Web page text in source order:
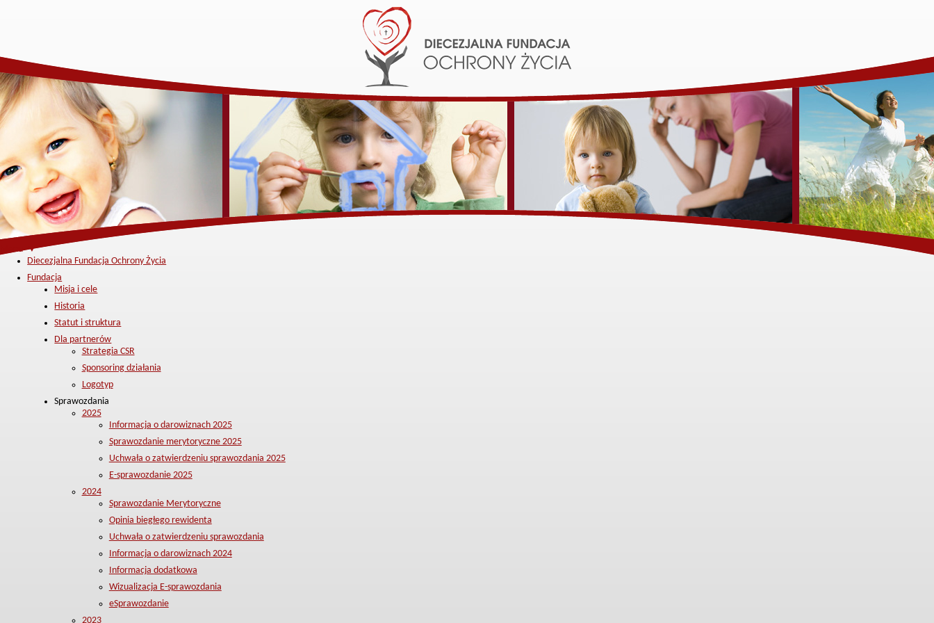
Menu ▼
Diecezjalna Fundacja Ochrony Życia
Fundacja
Misja i cele
Historia
Statut i struktura
Dla partnerów
Strategia CSR
Sponsoring działania
Logotyp
Sprawozdania
2025
Informacja o darowiznach 2025
Sprawozdanie merytoryczne 2025
Uchwała o zatwierdzeniu sprawozdania 2025
E-sprawozdanie 2025
2024
Sprawozdanie Merytoryczne
Opinia biegłego rewidenta
Uchwała o zatwierdzeniu sprawozdania
Informacja o darowiznach 2024
Informacja dodatkowa
Wizualizacja E-sprawozdania
eSprawozdanie
2023